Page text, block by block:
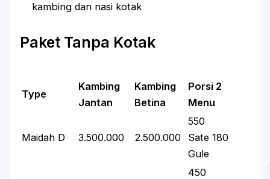
kambing dan nasi kotak
Paket Tanpa Kotak
Type
Kambing
Jantan
Kambing
Betina
Porsi 2
Menu
Maidah D 3.500.000 2.500.000
550
Sate 180
Gule
450